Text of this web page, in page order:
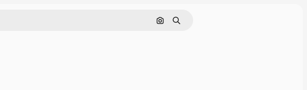
Cerca per immagine
Ricerca